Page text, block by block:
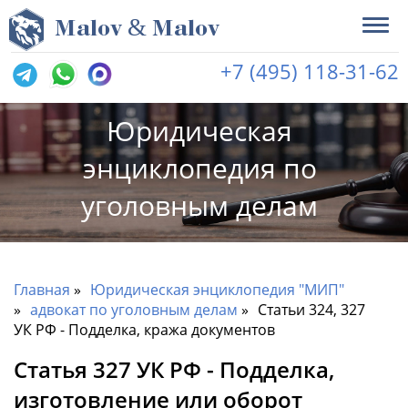
Malov & Malov
+7 (495) 118-31-62
Юридическая
энциклопедия по
уголовным делам
Главная
Юридическая энциклопедия "МИП"
адвокат по уголовным делам
Статьи 324, 327
УК РФ - Подделка, кража документов
Статья 327 УК РФ - Подделка,
изготовление или оборот